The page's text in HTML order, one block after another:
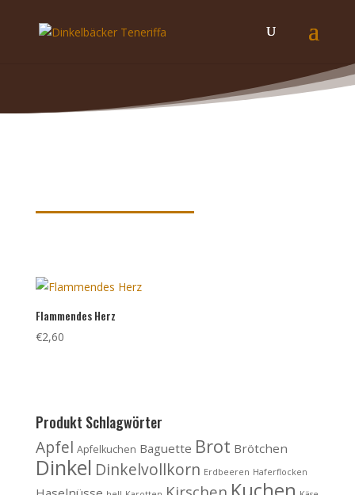
Flammendes Herz
€2,60
Produkt Schlagwörter
Apfel Apfelkuchen Baguette Brot Brötchen
Dinkel Dinkelvollkorn Erdbeeren Haferflocken